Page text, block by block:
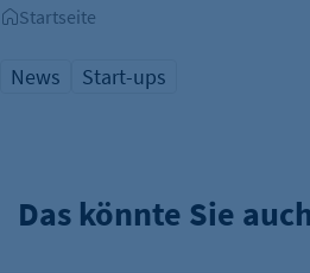
Startseite
News Start-ups
Das könnte Sie